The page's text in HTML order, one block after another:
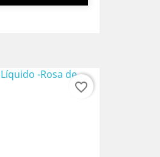
favorite_border